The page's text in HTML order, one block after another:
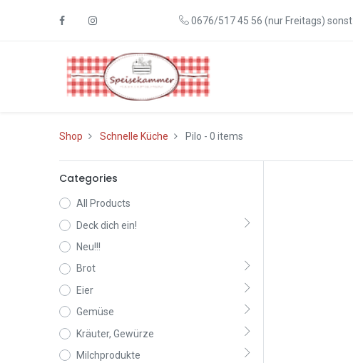
0676/517 45 56 (nur Freitags) sonst
Shop Schnelle Küche Pilo - 0 items
Categories
All Products
Deck dich ein!
Neu!!!
Brot
Eier
Gemüse
Kräuter, Gewürze
Milchprodukte